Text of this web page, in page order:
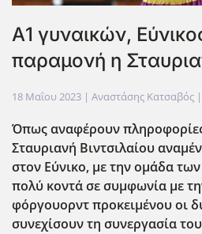
Α1 γυναικών,
παραμονή η
18 Μαΐου 2023 | Αναστάσης Κατσαβός |
Όπως αναφέρουν
Σταυριανή Βιντσιλαίου
στον Εύνικο, με την ομάδα
πολύ κοντά σε συμφωνία με
φόργουορντ προκειμένου οι
συνεχίσουν τη συνεργασία